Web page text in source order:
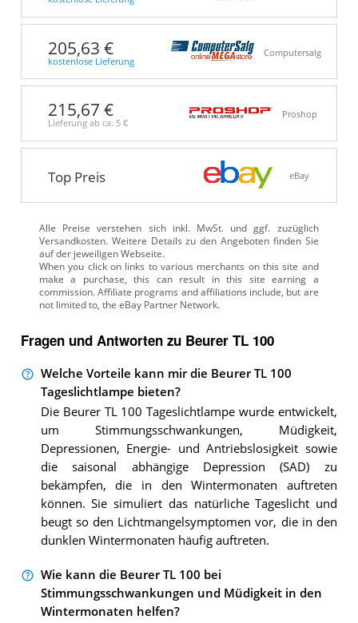
205,63 €
kostenlose Lieferung
Computersalg
215,67 €
Lieferung ab ca. 5 €
Proshop
Top Preis eBay
Alle Preise verstehen sich inkl. MwSt. und ggf. zuzüglich
Versandkosten. Weitere Details zu den Angeboten finden Sie
auf der jeweiligen Webseite.
Fragen und Antworten zu Beurer TL 100
Welche Vorteile kann mir die Beurer TL 100
Tageslichtlampe bieten?
Die Beurer TL 100 Tageslichtlampe wurde entwickelt,
um Stimmungsschwankungen, Müdigkeit,
Depressionen, Energie- und Antriebslosigkeit sowie
die saisonal abhängige Depression (SAD) zu
bekämpfen, die in den Wintermonaten auftreten
können. Sie simuliert das natürliche Tageslicht und
beugt so den Lichtmangelsymptomen vor, die in den
dunklen Wintermonaten häufig auftreten.
Wie kann die Beurer TL 100 bei
Stimmungsschwankungen und Müdigkeit in den
Wintermonaten helfen?